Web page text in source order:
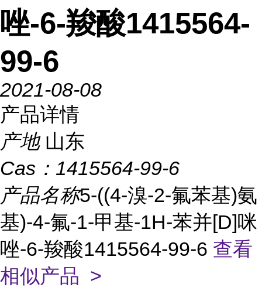
唑-6-羧酸1415564-
99-6
2021-08-08
产品详情
产地 山东
Cas： 1415564-99-6
产品名称5-((4-溴-2-氟苯基)氨
基)-4-氟-1-甲基-1H-苯并[D]咪
唑-6-羧酸1415564-99-6 查看
相似产品 >